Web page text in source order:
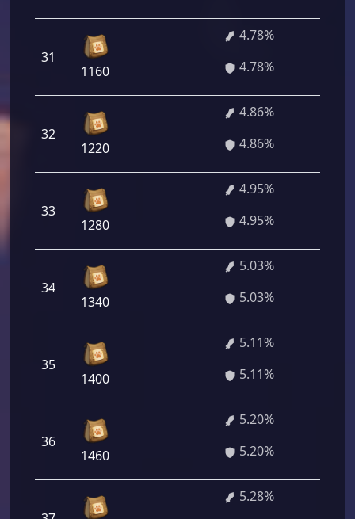
31
1160
4.78%
4.78%
32
1220
4.86%
4.86%
33
1280
4.95%
4.95%
34
1340
5.03%
5.03%
35
1400
5.11%
5.11%
36
1460
5.20%
5.20%
5.28%